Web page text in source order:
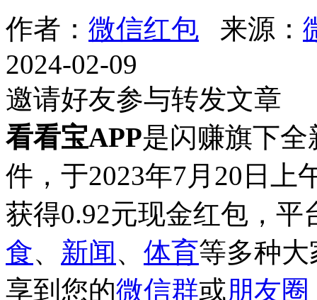
作者： 微信红包 来源：
2024-02-09
邀请好友参与转发文章
看看宝APP是闪赚旗下
件，于2023年7月20日上
获得0.92元现金红包，平
食、 新闻、 体育等多种
享到您的微信群或朋友圈